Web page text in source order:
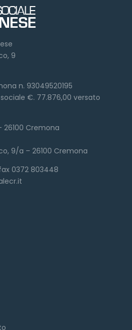
9
n. 93049520195
€. 77.876,00 versato
26100 Cremona
9/a – 26100 Cremona
0372 803448